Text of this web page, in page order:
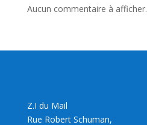
Aucun commentaire à afficher.
Z.I du Mail
Rue Robert Schuman,